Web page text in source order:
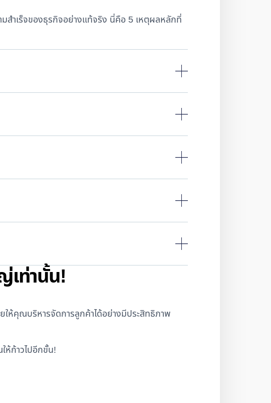
มสำเร็จของธุรกิจอย่างแท้จริง นี่คือ 5 เหตุผลหลักที่
เท่านั้น!
ให้คุณบริหารจัดการลูกค้าได้อย่างมีประสิทธิภาพ
ห้ก้าวไปอีกขั้น!